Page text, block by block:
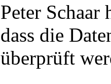
Peter Schaar
dass die
überprüft